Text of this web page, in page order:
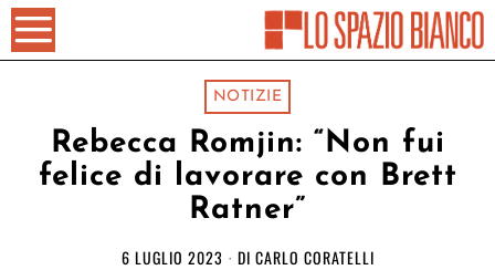
NOTIZIE
Rebecca Romjin: “Non fui
felice di lavorare con Brett
Ratner”
6 LUGLIO 2023 DI CARLO CORATELLI